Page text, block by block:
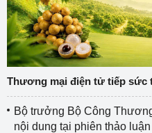
Thương mại điện tử tiếp sức
Bộ trưởng Bộ Công
nội dung tại phiên thảo